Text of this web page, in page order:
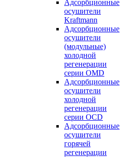
Адсорбционные
осушители
Kraftmann
Адсорбционные
осушители
(модульные)
холодной
регенерации
серии OMD
Адсорбционные
осушители
холодной
регенерации
серии OCD
Адсорбционные
осушители
горячей
регенерации